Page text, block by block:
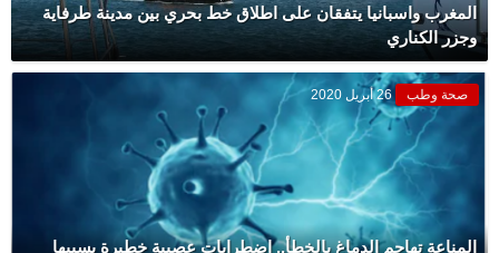
المغرب واسبانيا يتفقان على اطلاق خط بحري بين مدينة طرفاية
وجزر الكناري
صحة وطب 26 أبريل 2020
المناعة تهاجم الدماغ بالخطأ.. اضطرابات عصبية خطيرة يسببها